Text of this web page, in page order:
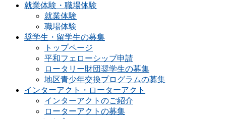
就業体験・職場体験
就業体験
職場体験
奨学生・留学生の募集
トップページ
平和フェローシップ申請
ロータリー財団奨学生の募集
地区青少年交換プログラムの募集
インターアクト・ローターアクト
インターアクトのご紹介
ローターアクトの募集